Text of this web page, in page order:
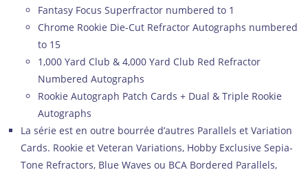
Fantasy Focus Superfractor numbered to 1
Chrome Rookie Die-Cut Refractor Autographs numbered
to 15
1,000 Yard Club & 4,000 Yard Club Red Refractor
Numbered Autographs
Rookie Autograph Patch Cards + Dual & Triple Rookie
Autographs
La série est en outre bourrée d’autres Parallels et Variation
Cards. Rookie et Veteran Variations, Hobby Exclusive Sepia-
Tone Refractors, Blue Waves ou BCA Bordered Parallels,